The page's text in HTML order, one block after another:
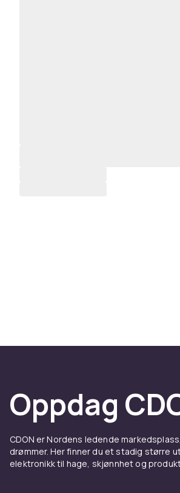
Oppdag
CDON er Nordens ledende
drømmer. Her finner du et stadig større
elektronikk til hage, skjønnhet og